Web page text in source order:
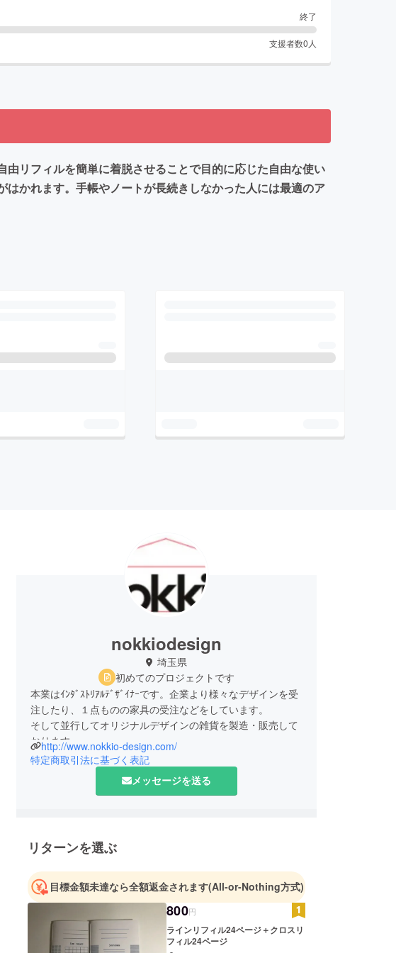
終了
支援者数0 人
リフィルを簡単に着脱させることで目的に応じた自由な使い
かれます。手帳やノートが長続きしなかった人には最適のア
nokkiodesign
埼玉県
初めてのプロジェクトです
本業はｲﾝﾀﾞｽﾄﾘｱﾙﾃﾞｻﾞｲﾅｰです。企業より様々なデザインを受
注したり、１点ものの家具の受注などをしています。
そして並行してオリジナルデザインの雑貨を製造・販売して
おります。
現在は文具の範疇で金属文具と紙製品を上市しています。
http://www.nokkio-design.com/
特定商取引法に基づく表記
メッセージを送る
リターンを選ぶ
目標金額未達なら全額返金されます(All-or-Nothing方式)
800円
ラインリフィル24ページ＋クロスリ
フィル24ページ